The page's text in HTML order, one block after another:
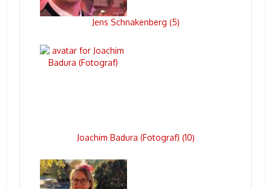
Jens Schnakenberg (5)
Joachim Badura (Fotograf) (10)